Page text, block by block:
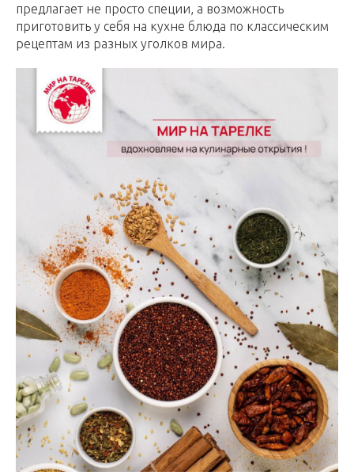
предлагает не просто специи, а возможность
приготовить у себя на кухне блюда по классическим
рецептам из разных уголков мира.